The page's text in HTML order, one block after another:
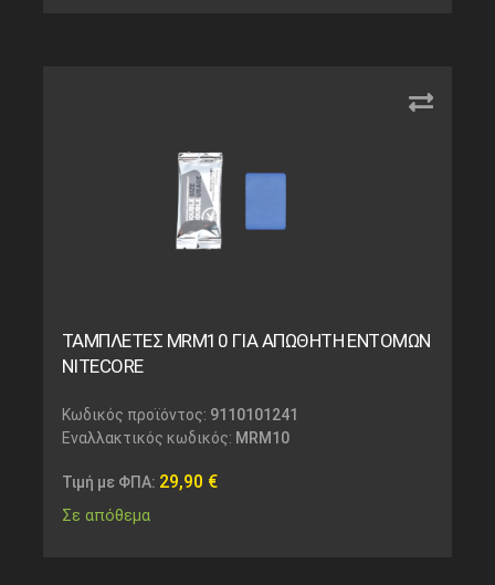
ΤΑΜΠΛΕΤΕΣ MRM10 ΓΙΑ ΑΠΩΘΗΤΗ ΕΝΤΟΜΩΝ
NITECORE
Κωδικός προϊόντος: 9110101241
Εναλλακτικός κωδικός: MRM10
Τιμή με ΦΠΑ: 29,90 €
Σε απόθεμα